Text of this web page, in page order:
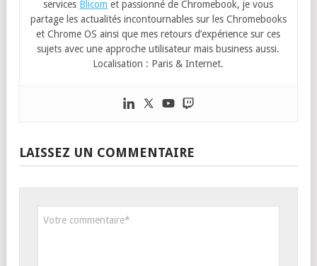
services Blicom et passionné de Chromebook, je vous
partage les actualités incontournables sur les Chromebooks
et Chrome OS ainsi que mes retours d’expérience sur ces
sujets avec une approche utilisateur mais business aussi.
Localisation : Paris & Internet.
LAISSEZ UN COMMENTAIRE